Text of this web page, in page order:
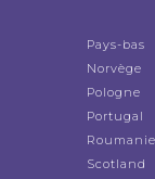
Pays-bas
Norvège
Pologne
Portugal
Roumanie
Scotland